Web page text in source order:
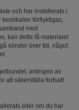
och har installerats i
förflyktigas,
med
kan detta få materialet
sönder över tid, något
antingen av
att säkerställa fortsatt
eller om du har